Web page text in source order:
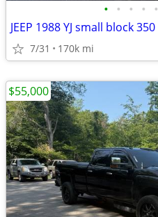
• • • • •
JEEP 1988 YJ small block 350
7/31 170k mi
$55,000